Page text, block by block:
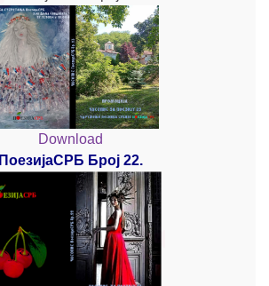
Download
ПоезијаСРБ Број 22.